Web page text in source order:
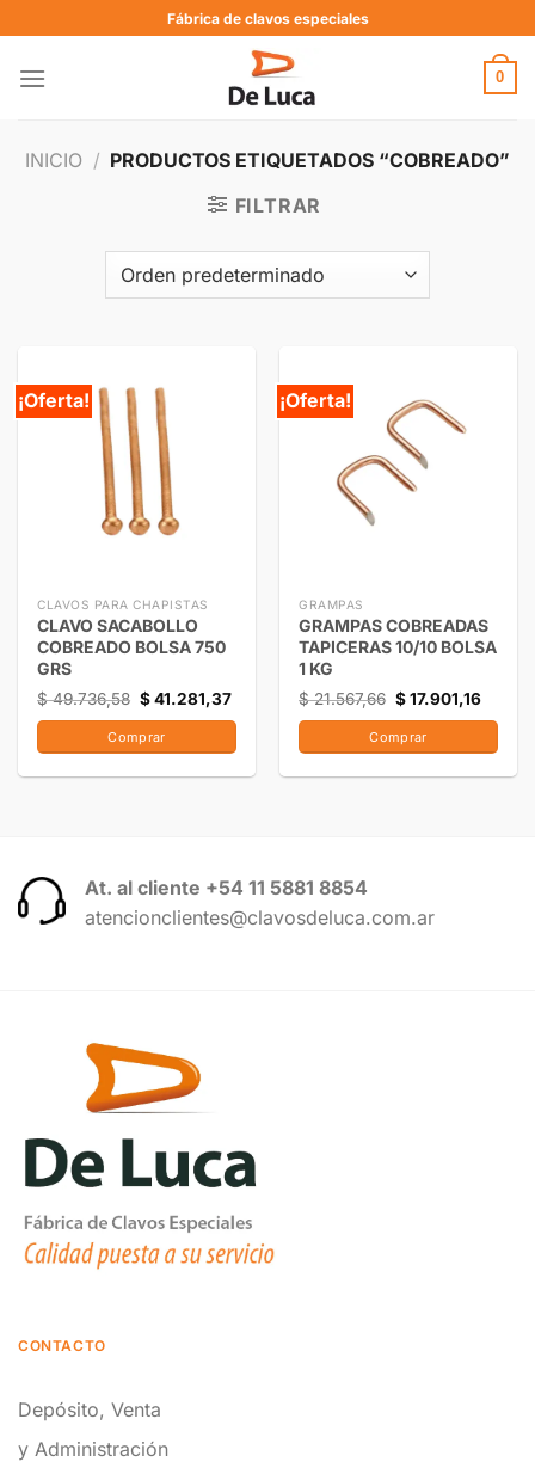
Fábrica de clavos especiales
0
INICIO / PRODUCTOS ETIQUETADOS “COBREADO”
FILTRAR
¡Oferta!
CLAVOS PARA CHAPISTAS
CLAVO SACABOLLO
COBREADO BOLSA 750
GRS
$49.736,58 $41.281,37
Comprar
¡Oferta!
GRAMPAS
GRAMPAS COBREADAS
TAPICERAS 10/10 BOLSA
1 KG
$21.567,66 $17.901,16
Comprar
At. al cliente +54 11 5881 8854
atencionclientes@clavosdeluca.com.ar
CONTACTO
Depósito, Venta
y Administración